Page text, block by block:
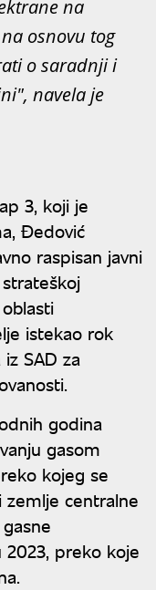
na
osnovu tog
o saradnji i
navela je
3, koji je
Đedović
raspisan javni
istekao rok
SAD za
godina
gasom
kojeg se
zemlje centralne
preko koje